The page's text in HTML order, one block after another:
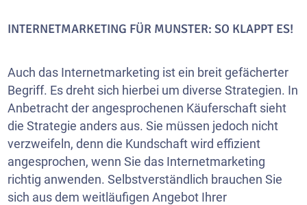
INTERNETMARKETING FÜR MUNSTER: SO KLAPPT ES!
Auch das Internetmarketing ist ein breit gefächerter
Begriff. Es dreht sich hierbei um diverse Strategien. In
Anbetracht der angesprochenen Käuferschaft sieht
die Strategie anders aus. Sie müssen jedoch nicht
verzweifeln, denn die Kundschaft wird effizient
angesprochen, wenn Sie das Internetmarketing
richtig anwenden. Selbstverständlich brauchen Sie
sich aus dem weitläufigen Angebot Ihrer